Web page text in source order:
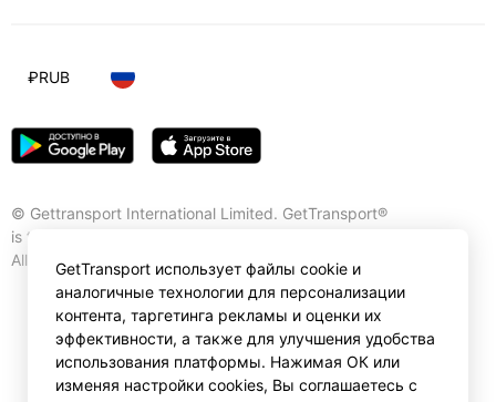
© Gettransport International Limited. GetTransport®
is trademark of Gettransport International Limited.
All rights reserved.
₽RUB
GetTransport использует файлы cookie и
аналогичные технологии для персонализации
контента, таргетинга рекламы и оценки их
эффективности, а также для улучшения удобства
использования платформы. Нажимая ОК или
изменяя настройки cookies, Вы соглашаетесь с